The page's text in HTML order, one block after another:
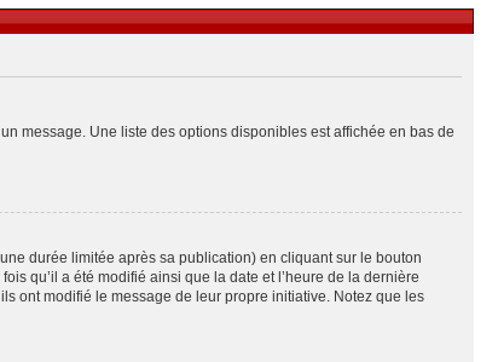
message. Une liste des options disponibles est affichée en bas de
durée limitée après sa publication) en cliquant sur le bouton
qu’il a été modifié ainsi que la date et l’heure de la dernière
ont modifié le message de leur propre initiative. Notez que les